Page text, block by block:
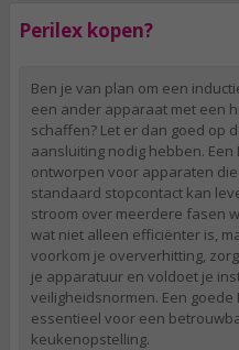
Perilex kopen?
Ben je van plan om een
een ander apparaat met een
schaffen? Let er dan goed op
aansluiting nodig hebben.
ontworpen voor apparaten
standaard stopcontact kan
stroom over meerdere fasen
wat niet alleen efficiënter is,
voorkom je oververhitting,
je apparatuur en voldoet je
veiligheidsnormen. Een
essentieel voor een
keukenopstelling.